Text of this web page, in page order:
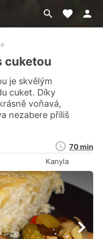
Přejít
na
Moje
cuketou
je skvělým
cuket. Díky
voňavá,
nezabere příliš
Kanyla
Doba
70 min